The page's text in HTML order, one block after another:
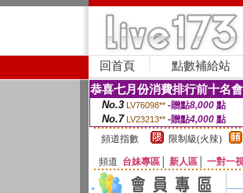
回首頁 點數補給站
恭喜七月份消費排行前十名
No.3 LV76098** -贈點8,000點
No.7 LV23213** -贈點4,000 點
頻道指數
限制級(火辣)
頻道 台妹專區 新人區 一對一